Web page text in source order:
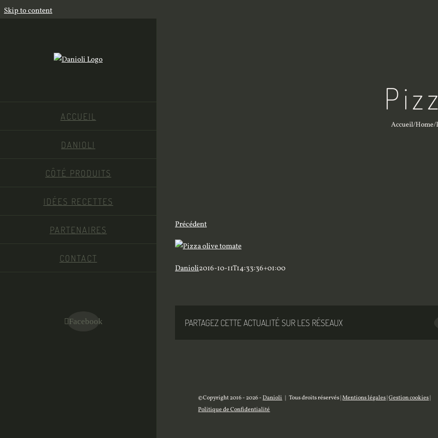
Skip to content
ACCUEIL
DANIOLI
CÔTÉ PRODUITS
IDÉES RECETTES
PARTENAIRES
CONTACT
Facebook
Accueil/Home/
Précédent
Danioli2016-10-11T14:33:36+01:00
PARTAGEZ CETTE ACTUALITÉ SUR LES RÉSEAUX
©Copyright 2016 -2026 -Danioli | Tous droits réservés |Mentions légales|Gestion cookies|
Politique de Confidentialité